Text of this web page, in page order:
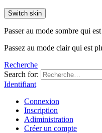
Switch skin
Passer au mode sombre qui
Passez au mode clair qui est
Recherche
Search for:
Identifiant
Connexion
Inscription
Adiministration
Créer un compte